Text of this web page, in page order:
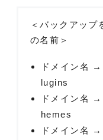
＜バックアップ
の名前＞
ドメイン名
lugins
ドメイン名
hemes
ドメイン名